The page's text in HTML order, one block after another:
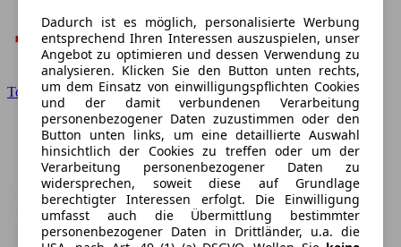
Toyota
Dadurch ist es möglich, personalisierte Werbung
entsprechend Ihren Interessen auszuspielen, unser
Angebot zu optimieren und dessen Verwendung zu
analysieren. Klicken Sie den Button unten rechts,
um dem Einsatz von einwilligungspflichten Cookies
und der damit verbundenen Verarbeitung
personenbezogener Daten zuzustimmen oder den
Button unten links, um eine detaillierte Auswahl
hinsichtlich der Cookies zu treffen oder um der
Verarbeitung personenbezogener Daten zu
widersprechen, soweit diese auf Grundlage
berechtigter Interessen erfolgt. Die Einwilligung
umfasst auch die Übermittlung bestimmter
personenbezogener Daten in Drittländer, u.a. die